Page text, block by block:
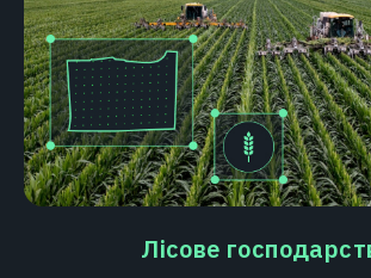
Лісове